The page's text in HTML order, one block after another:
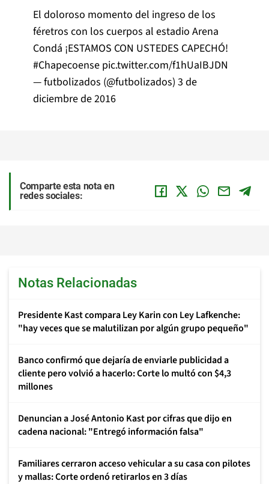
El doloroso momento del ingreso de los
féretros con los cuerpos al estadio Arena
Condá ¡ESTAMOS CON USTEDES CAPECHÓ!
#Chapecoense pic.twitter.com/f1hUaIBJDN
— futbolizados (@futbolizados) 3 de
diciembre de 2016
Comparte esta nota en
redes sociales:
Notas Relacionadas
Presidente Kast compara Ley Karin con Ley Lafkenche:
"hay veces que se malutilizan por algún grupo pequeño"
Banco confirmó que dejaría de enviarle publicidad a
cliente pero volvió a hacerlo: Corte lo multó con $4,3
millones
Denuncian a José Antonio Kast por cifras que dijo en
cadena nacional: "Entregó información falsa"
Familiares cerraron acceso vehicular a su casa con pilotes
y mallas: Corte ordenó retirarlos en 3 días